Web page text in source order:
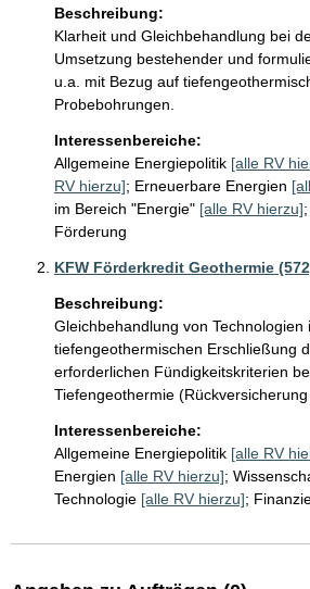
Beschreibung:
Klarheit und Gleichbehandlung bei
Umsetzung bestehender und
u.a. mit Bezug auf
Probebohrungen.
Interessenbereiche:
Allgemeine Energiepolitik [alle RV
RV hierzu]; Erneuerbare Energien
im Bereich "Energie" [alle RV hierzu];
Förderung
KFW Förderkredit Geothermie
Beschreibung:
Gleichbehandlung von Technologien
tiefengeothermischen Erschließung
erforderlichen Fündigkeitskriterien
Tiefengeothermie
Interessenbereiche:
Allgemeine Energiepolitik [alle RV
Energien [alle RV hierzu];
Technologie [alle RV hierzu];